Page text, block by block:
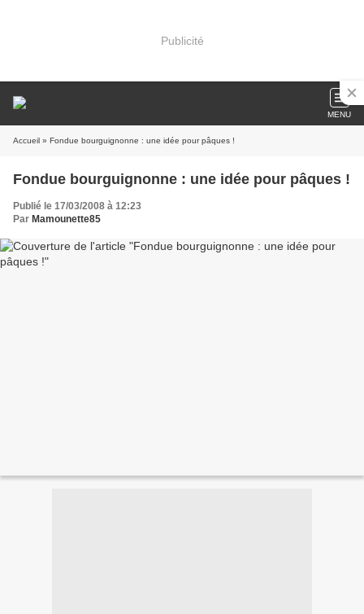
Publicité
MENU
Accueil » Fondue bourguignonne : une idée pour pâques !
Fondue bourguignonne : une idée pour pâques !
Publié le 17/03/2008 à 12:23
Par Mamounette85